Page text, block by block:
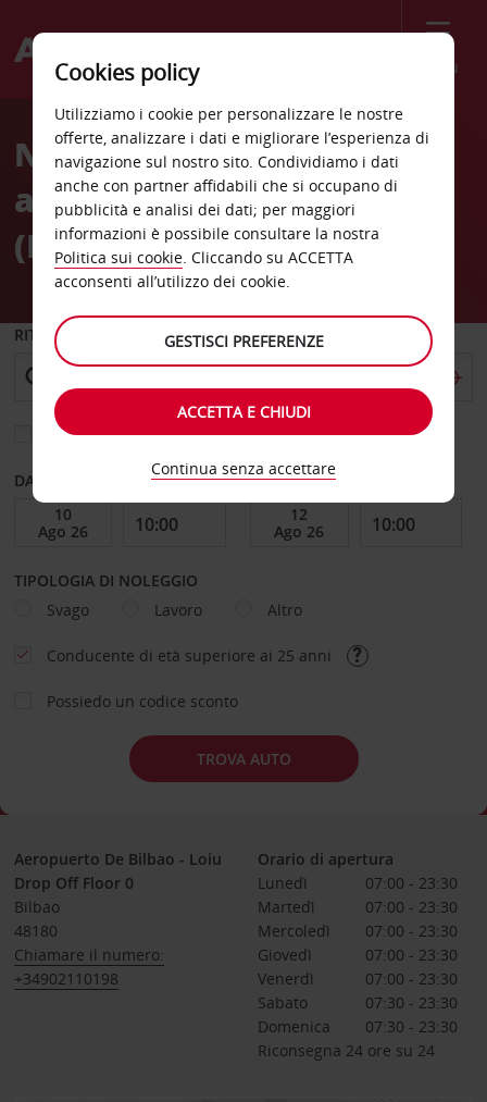
Menù
Welcome
AvisNoleggio auto
all'Aeroporto di Bilbao
(BIO)
RITIRO DA
Scegli una località di riconsegna diversa
DAL GIORNO AL GIORNO
TIPOLOGIA DI NOLEGGIO
Svago
Lavoro Altro
Conducente di età superiore ai 25 anni
Possiedo un codice sconto
TROVA AUTO
Aeropuerto De Bilbao - Loiu
Drop Off Floor 0
Bilbao
48180
Chiamare il numero:
+34902110198
Orario di apertura
Lunedì
07:00 - 23:30
Martedì
07:00 - 23:30
Mercoledì
07:00 - 23:30
Giovedì
07:00 - 23:30
Venerdì
07:00 - 23:30
Sabato
07:30 - 23:30
Domenica
07:30 - 23:30
Riconsegna 24 ore su 24
Cookies policy
Utilizziamo i cookie per personalizzare le nostre
offerte, analizzare i dati e migliorare l’esperienza di
navigazione sul nostro sito. Condividiamo i dati
anche con partner affidabili che si occupano di
pubblicità e analisi dei dati; per maggiori
informazioni è possibile consultare la nostra
Politica sui cookie. Cliccando su ACCETTA
acconsenti all’utilizzo dei cookie.
GESTISCI PREFERENZE
ACCETTA E CHIUDI
Continua senza accettare